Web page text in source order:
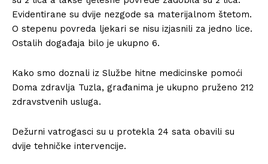
Evidentirane su dvije nezgode sa materijalnom štetom.
O stepenu povreda ljekari se nisu izjasnili za jedno lice.
Ostalih događaja bilo je ukupno 6.
Kako smo doznali iz Službe hitne medicinske pomoći
Doma zdravlja Tuzla, građanima je ukupno pruženo 212
zdravstvenih usluga.
Dežurni vatrogasci su u protekla 24 sata obavili su
dvije tehničke intervencije.